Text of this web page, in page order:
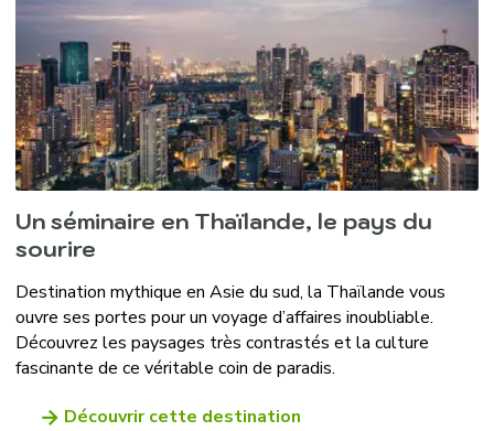
Un séminaire en Thaïlande, le pays du
sourire
Destination mythique en Asie du sud, la Thaïlande vous
ouvre ses portes pour un voyage d’affaires inoubliable.
Découvrez les paysages très contrastés et la culture
fascinante de ce véritable coin de paradis.
Découvrir cette destination